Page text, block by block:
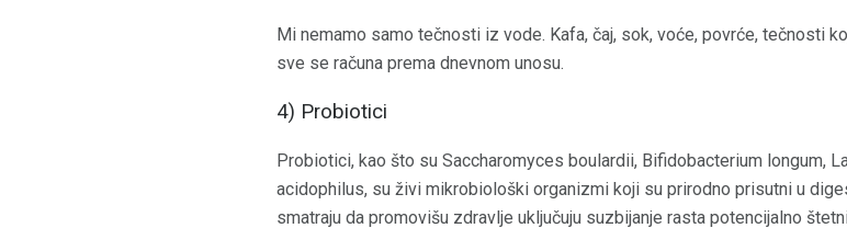
Mi nemamo samo tečnosti iz vode. Kafa, čaj, sok, voće, povrće, tečnosti
sve se računa prema dnevnom unosu.
4) Probiotici
Probiotici, kao što su Saccharomyces boulardii, Bifidobacterium longum,
acidophilus, su živi mikrobiološki organizmi koji su prirodno prisutni u
smatraju da promovišu zdravlje uključuju suzbijanje rasta potencijalno